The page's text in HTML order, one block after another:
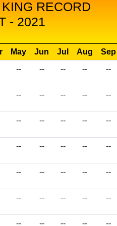
KING RECORD
- 2021
May Jun Jul Aug
Sep
-- -- -- -- --
-- -- -- -- --
-- -- -- -- --
-- -- -- -- --
-- -- -- -- --
-- -- -- -- --
-- -- -- -- --